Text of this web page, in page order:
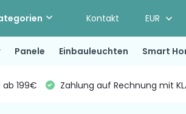
Kontakt EUR
Panele Einbauleuchten Smart
ab 199€ Zahlung auf Rechnung mit